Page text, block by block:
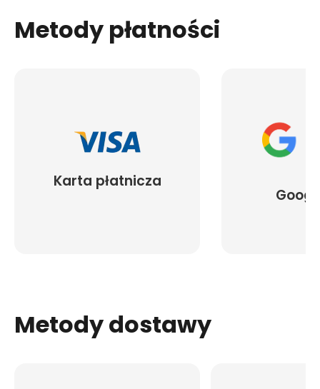
Metody płatności
Karta płatnicza
Metody dostawy